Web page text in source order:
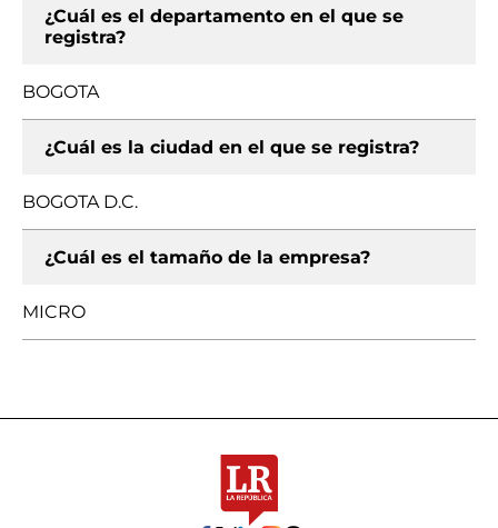
¿Cuál es el departamento en el que se
registra?
BOGOTA
¿Cuál es la ciudad en el que se registra?
BOGOTA D.C.
¿Cuál es el tamaño de la empresa?
MICRO